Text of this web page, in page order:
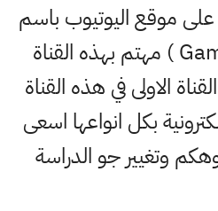
على موقع اليوتيوب باسم
( احمد مهدي Gaming ) مهتم بهذه القناة
الاولى في هذه القناة
بكل انواعها اسعى
وتغيير جو الدراسة